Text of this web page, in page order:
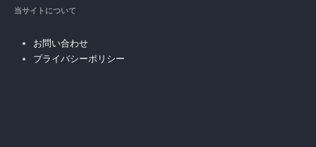
当サイトについて
お問い合わせ
プライバシーポリシー